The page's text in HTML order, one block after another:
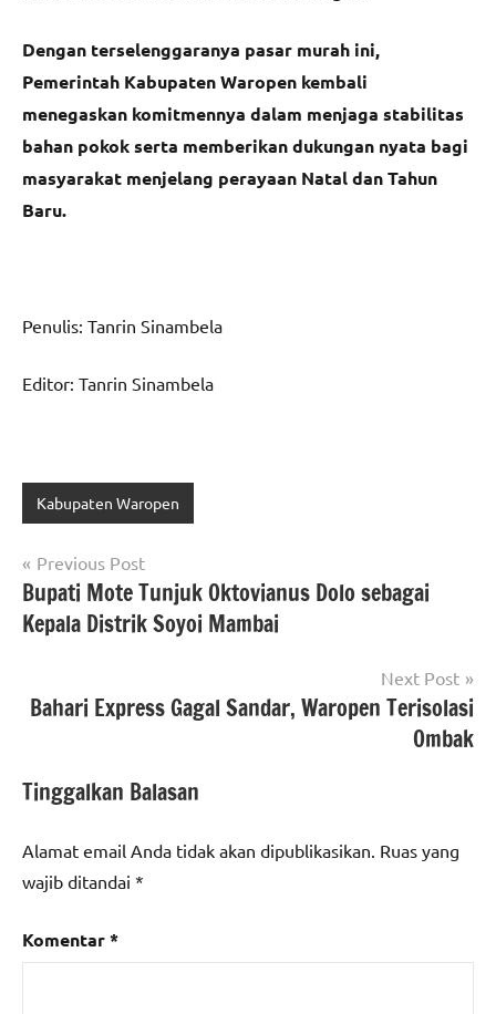
Dengan terselenggaranya pasar murah ini,
Pemerintah Kabupaten Waropen kembali
menegaskan komitmennya dalam menjaga stabilitas
bahan pokok serta memberikan dukungan nyata bagi
masyarakat menjelang perayaan Natal dan Tahun
Baru.
Penulis: Tanrin Sinambela
Editor: Tanrin Sinambela
Kabupaten Waropen
Navigasi
pos
Previous Post
Bupati Mote Tunjuk Oktovianus Dolo sebagai
Kepala Distrik Soyoi Mambai
Next Post
Bahari Express Gagal Sandar, Waropen Terisolasi
Ombak
Tinggalkan Balasan
Alamat email Anda tidak akan dipublikasikan. Ruas yang
wajib ditandai *
Komentar*